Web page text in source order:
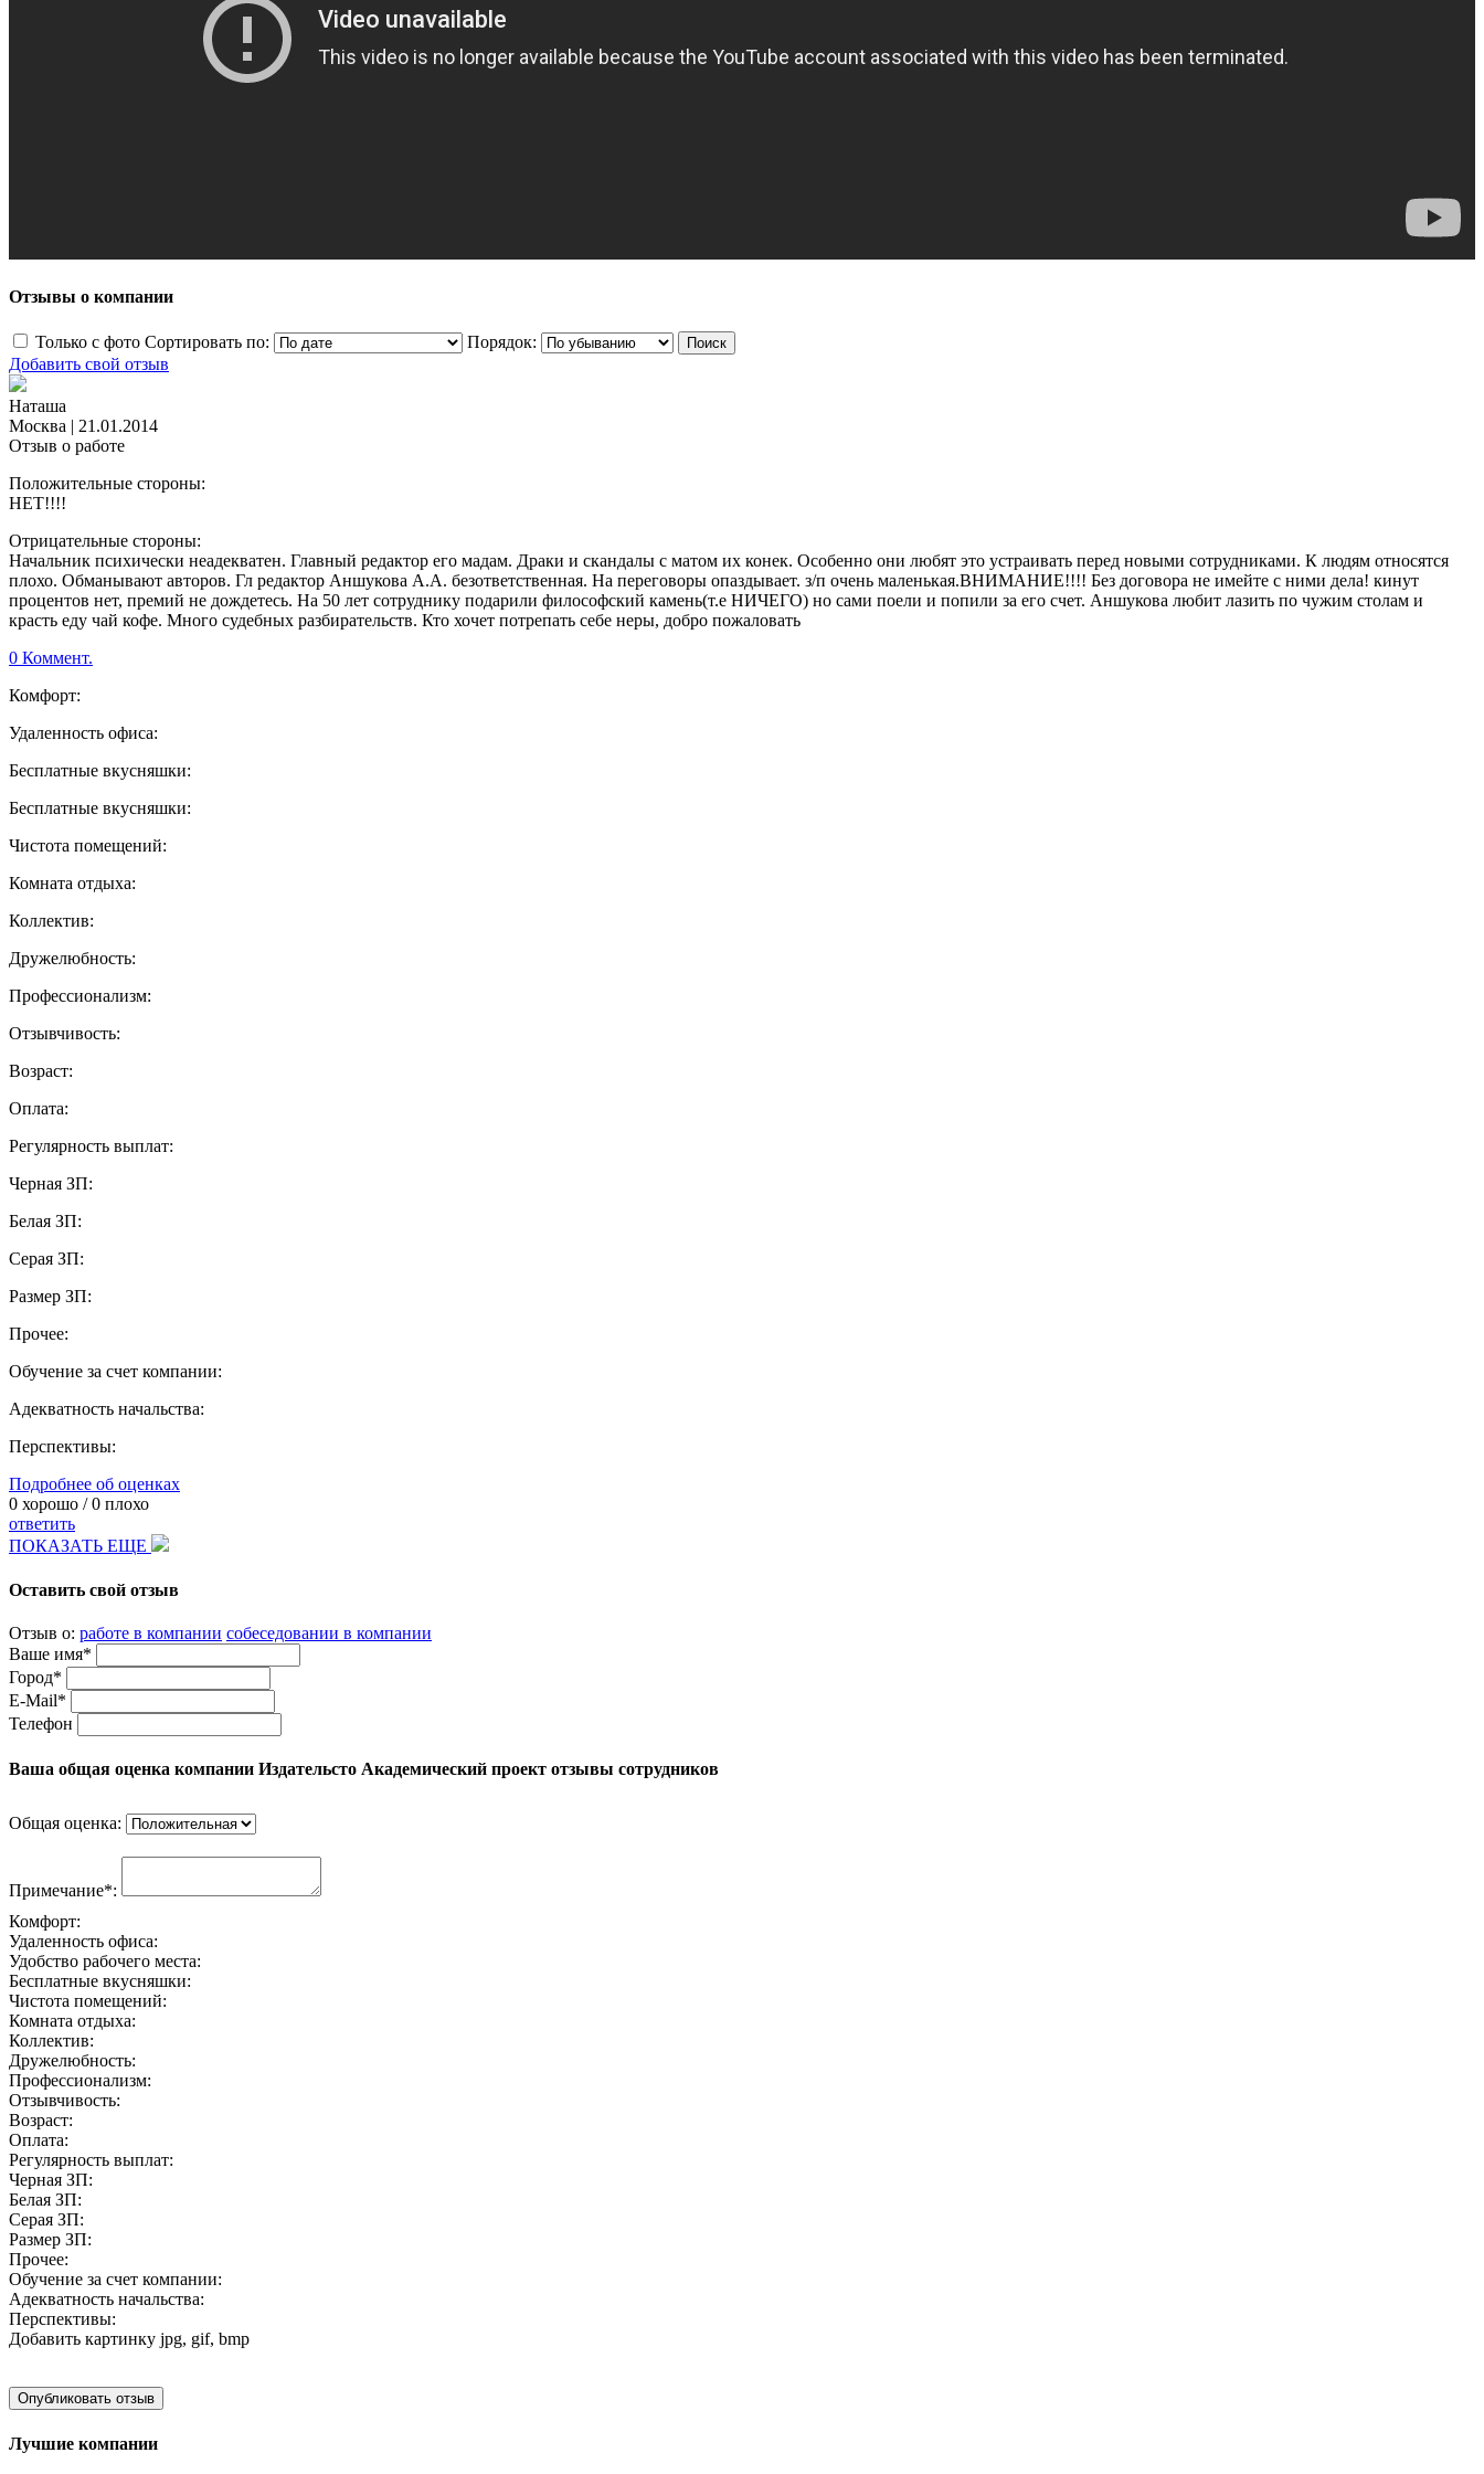
Отзывы о компании
Только с фото Сортировать по:
Порядок:
Добавить свой отзыв
Наташа
Москва | 21.01.2014
Отзыв о работе
Положительные стороны:
НЕТ!!!!
Отрицательные стороны:
Начальник психически неадекватен. Главный редактор его мадам. Драки и скандалы с матом их конек. Особенно они любят это устраивать перед новыми сотрудниками. К людям относятся
плохо. Обманывают авторов. Гл редактор Аншукова А.А. безответственная. На переговоры опаздывает. з/п очень маленькая.ВНИМАНИЕ!!!! Без договора не имейте с ними дела! кинут
процентов нет, премий не дождетесь. На 50 лет сотруднику подарили философский камень(т.е НИЧЕГО) но сами поели и попили за его счет. Аншукова любит лазить по чужим столам и
красть еду чай кофе. Много судебных разбирательств. Кто хочет потрепать себе неры, добро пожаловать
0 Коммент.
Комфорт:
Удаленность офиса:
Бесплатные вкусняшки:
Бесплатные вкусняшки:
Чистота помещений:
Комната отдыха:
Коллектив:
Дружелюбность:
Профессионализм:
Отзывчивость:
Возраст:
Оплата:
Регулярность выплат:
Черная ЗП:
Белая ЗП:
Серая ЗП:
Размер ЗП:
Прочее:
Обучение за счет компании:
Адекватность начальства:
Перспективы:
Подробнее об оценках
0 хорошо /0 плохо
ответить
ПОКАЗАТЬ ЕЩЕ
Оставить свой отзыв
Отзыв о: работе в компании собеседовании в компании
Ваше имя*
Город*
E-Mail*
Телефон
Ваша общая оценка компании Издательсто Академический проект отзывы сотрудников
Общая оценка:
Примечание*:
Комфорт:
Удаленность офиса:
Удобство рабочего места:
Бесплатные вкусняшки:
Чистота помещений:
Комната отдыха:
Коллектив:
Дружелюбность:
Профессионализм:
Отзывчивость:
Возраст:
Оплата:
Регулярность выплат:
Черная ЗП:
Белая ЗП:
Серая ЗП:
Размер ЗП:
Прочее:
Обучение за счет компании:
Адекватность начальства:
Перспективы:
Добавить картинку jpg, gif, bmp
Лучшие компании